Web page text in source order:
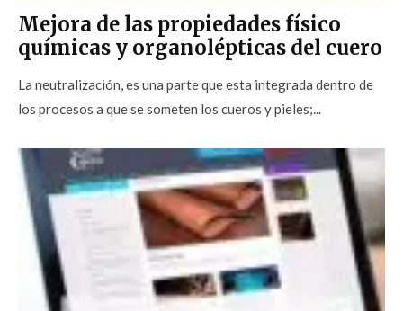
Mejora de las propiedades físico
químicas y organolépticas del cuero
La neutralización, es una parte que esta integrada dentro de
los procesos a que se someten los cueros y pieles;...